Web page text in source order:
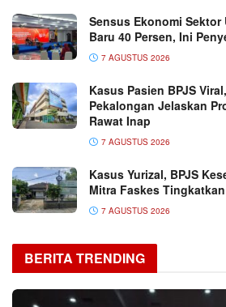
Sensus Ekonomi
Baru 40 Persen, Ini
7 AGUSTUS 2026
Kasus Pasien BPJS
Pekalongan Jelaskan
Rawat Inap
7 AGUSTUS 2026
Kasus Yurizal, BPJS
Mitra Faskes
7 AGUSTUS 2026
BERITA TRENDING